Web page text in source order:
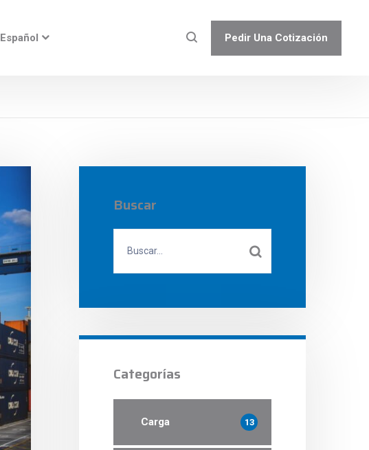
Español Pedir Una Cotización
Buscar
Categorías
Carga 13